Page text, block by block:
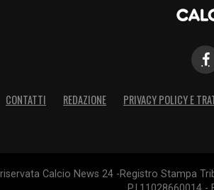
CONTATTI REDAZIONE PRIVACY POLICY E
Calcio News 24 -Registro Stampa